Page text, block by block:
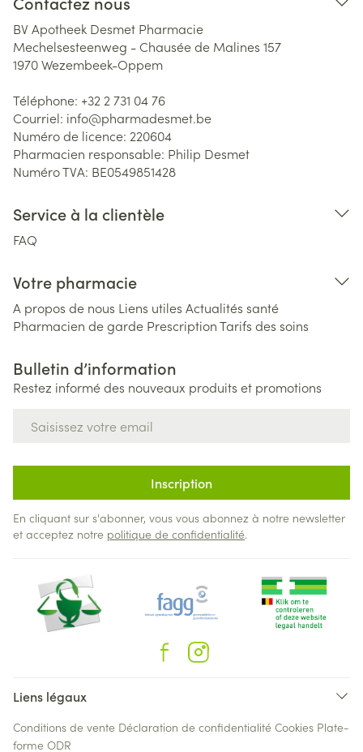
BV Apotheek Desmet Pharmacie
Mechelsesteenweg - Chausée de Malines 157
1970Wezembeek-Oppem
Téléphone: +32 2 731 04 76
Courriel: info@pharmadesmet.be
Numéro de licence: 220604
Pharmacien responsable: Philip Desmet
Numéro TVA: BE0549851428
Service à la clientèle
FAQ
Votre pharmacie
A propos de nous Liens utiles Actualités santé
Pharmacien de garde PrescriptionTarifs des soins
Bulletin d’information
Restez informé des nouveaux produits et promotions
Inscription
En cliquant sur s'abonner, vous vous abonnez à notre newsletter
et acceptez notre politique de confidentialité.
Liens légaux
Conditions de vente Déclaration de confidentialité Cookies Plate-
forme ODR